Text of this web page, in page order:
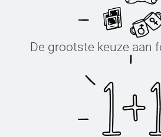
De grootste keuze aan